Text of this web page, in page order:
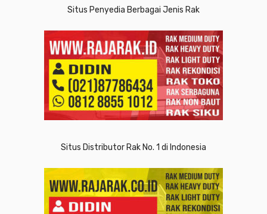
Situs Penyedia Berbagai Jenis Rak
Situs Distributor Rak No. 1 di Indonesia